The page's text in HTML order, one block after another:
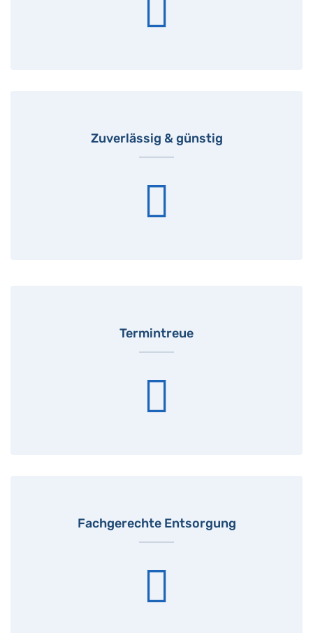
Zuverlässig & günstig
Termintreue
Fachgerechte Entsorgung